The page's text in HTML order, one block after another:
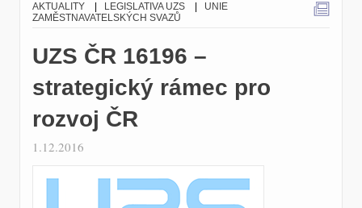
AKTUALITY LEGISLATIVA UZS
UNIE
ZAMĚSTNAVATELSKÝCH SVAZŮ
UZS ČR 16196 –
strategický rámec pro
rozvoj ČR
1.12.2016